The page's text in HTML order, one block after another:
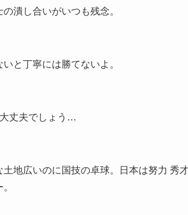
潰し合いがいつも残念。
と丁寧には勝てないよ。
丈夫でしょう…
地広いのに国技の卓球。日本は努力 秀